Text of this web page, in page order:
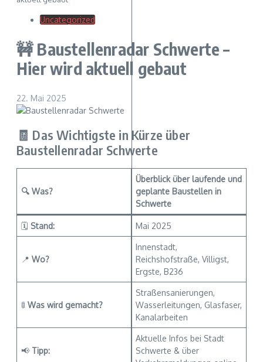
Uncategorized
🚧 Baustellenradar Schwerte –
Hier wird aktuell gebaut
22. Mai 2025
🧾 Das Wichtigste in Kürze über
Baustellenradar Schwerte
🔍 Was?
Überblick über laufende und
geplante Baustellen in
Schwerte
🗓 Stand: Mai 2025
📍 Wo?
Innenstadt,
Reichshofstraße, Villigst,
Ergste, B236
🚦 Was wird gemacht?
Straßensanierungen,
Wasserleitungen, Glasfaser,
Kanalarbeiten
📢 Tipp:
Aktuelle Infos bei Stadt
Schwerte & über